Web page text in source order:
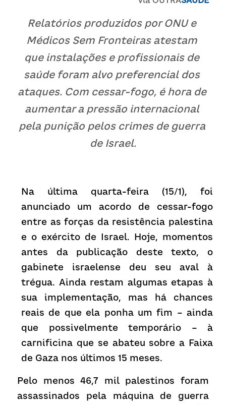
Relatórios produzidos por ONU e
Médicos Sem Fronteiras atestam
que instalações e profissionais de
saúde foram alvo preferencial dos
ataques. Com cessar-fogo, é hora de
aumentar a pressão internacional
pela punição pelos crimes de guerra
de Israel.
Na última quarta-feira (15/1), foi
anunciado um acordo de cessar-fogo
entre as forças da resistência palestina
e o exército de Israel. Hoje, momentos
antes da publicação deste texto, o
gabinete israelense deu seu aval à
trégua. Ainda restam algumas etapas à
sua implementação, mas há chances
reais de que ela ponha um fim – ainda
que possivelmente temporário – à
carnificina que se abateu sobre a Faixa
de Gaza nos últimos 15 meses.
Pelo menos 46,7 mil palestinos foram
assassinados pela máquina de guerra